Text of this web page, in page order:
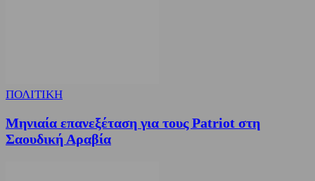
ΠΟΛΙΤΙΚΗ
Μηνιαία επανεξέταση για τους Patriot στη
Σαουδική Αραβία